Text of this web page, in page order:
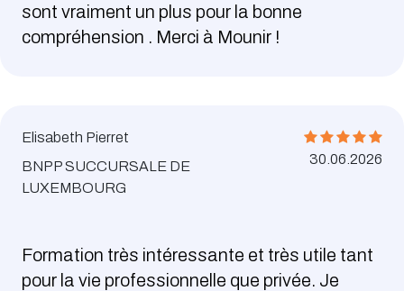
sont vraiment un plus pour la bonne
compréhension . Merci à Mounir !
Elisabeth Pierret
BNPP SUCCURSALE DE
LUXEMBOURG
30.06.2026
Formation très intéressante et très utile tant
pour la vie professionnelle que privée. Je